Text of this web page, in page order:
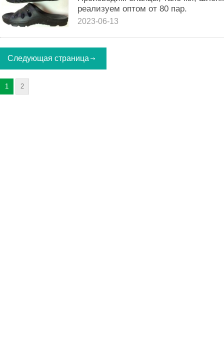
реализуем оптом от 80 пар.
2023-06-13
Следующая страница
1 2